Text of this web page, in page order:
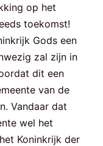
op het
toekomst!
Gods een
zal zijn in
dit een
van de
Vandaar dat
wel het
Koninkrijk der